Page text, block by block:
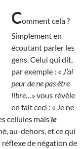
Comment cela ?
Simplement en
écoutant parler les
gens. Celui qui dit,
par exemple : « J’ai
peur de ne pas être
libre …» vous révèle
en fait ceci : « Je ne
cellules maisle
au-dehors, et ce qui
réflexe de négation de